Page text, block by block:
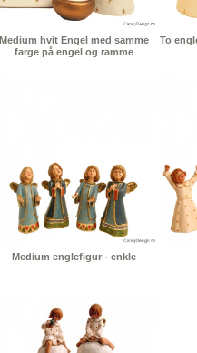
Medium hvit Engel med samme
farge på engel og ramme
To
Medium englefigur - enkle